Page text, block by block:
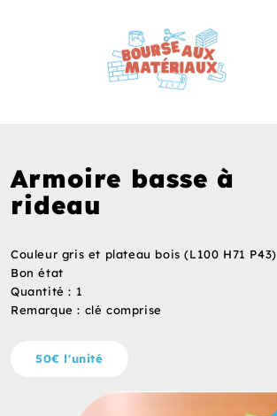
Armoire basse à
rideau
Couleur gris et plateau bois (L100 H71 P43)
Bon état
Quantité : 1
Remarque : clé comprise
50€ l'unité